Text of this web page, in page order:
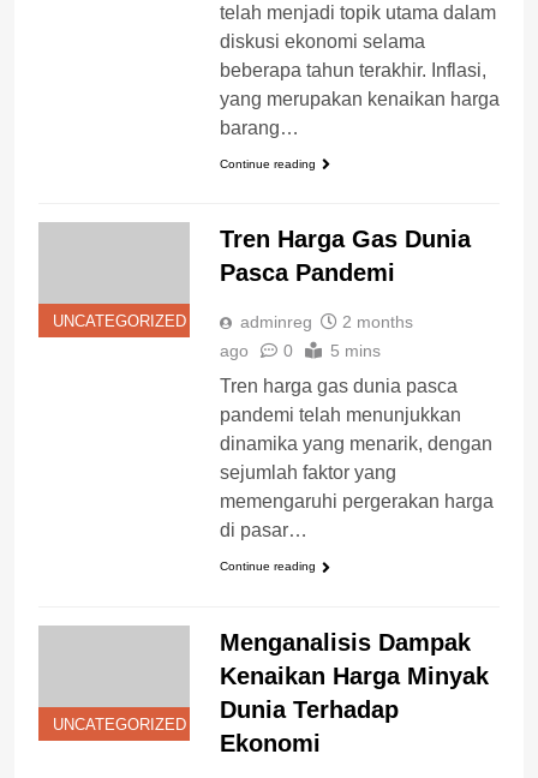
telah menjadi topik utama dalam
diskusi ekonomi selama
beberapa tahun terakhir. Inflasi,
yang merupakan kenaikan harga
barang…
Continue reading
UNCATEGORIZED
Tren Harga Gas Dunia
Pasca Pandemi
adminreg
2 months
ago
0 5 mins
Tren harga gas dunia pasca
pandemi telah menunjukkan
dinamika yang menarik, dengan
sejumlah faktor yang
memengaruhi pergerakan harga
di pasar…
Continue reading
UNCATEGORIZED
Menganalisis Dampak
Kenaikan Harga Minyak
Dunia Terhadap
Ekonomi